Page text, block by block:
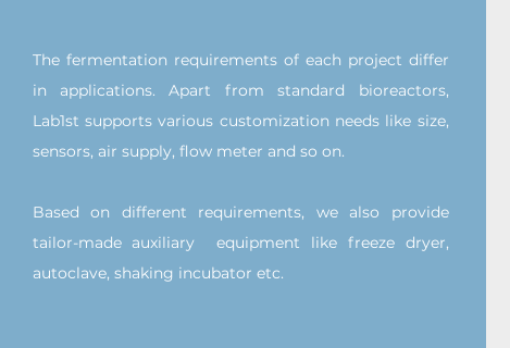
The fermentation requirements of each project differ
in applications. Apart from standard bioreactors,
Lab1st supports various customization needs like size,
sensors, air supply, flow meter and so on.
Based on different requirements, we also provide
tailor-made auxiliary equipment like freeze dryer,
autoclave, shaking incubator etc.